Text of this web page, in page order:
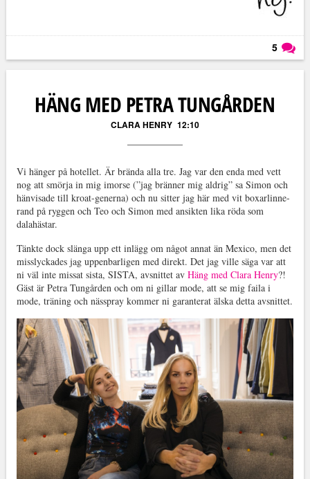
5
HÄNG MED PETRA TUNGÅRDEN
CLARA HENRY 12:10
Vi hänger på hotellet. Är brända alla tre. Jag var den enda med vett
nog att smörja in mig imorse (”jag bränner mig aldrig” sa Simon och
hänvisade till kroat-generna) och nu sitter jag här med vit boxarlinne-
rand på ryggen och Teo och Simon med ansikten lika röda som
dalahästar.
Tänkte dock slänga upp ett inlägg om något annat än Mexico, men det
misslyckades jag uppenbarligen med direkt. Det jag ville säga var att
ni väl inte missat sista, SISTA, avsnittet av Häng med Clara Henry?!
Gäst är Petra Tungården och om ni gillar mode, att se mig faila i
mode, träning och nässpray kommer ni garanterat älska detta avsnittet.